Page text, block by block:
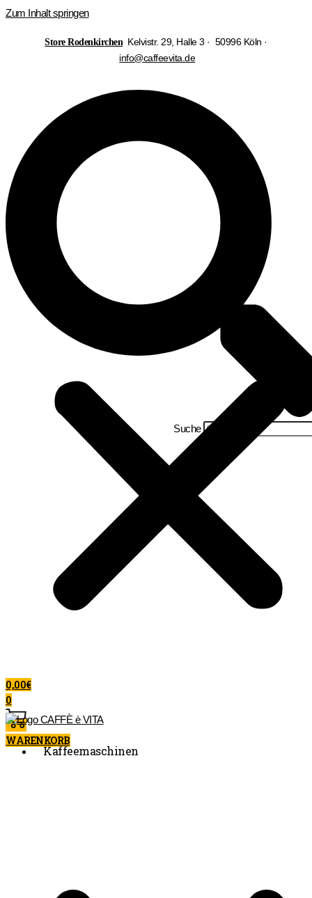
Zum Inhalt springen
Store Rodenkirchen Kelvistr. 29, Halle 3 · 50996 Köln ·
info@caffeevita.de
Suche
0,00€
0
WARENKORB
Kaffeemaschinen